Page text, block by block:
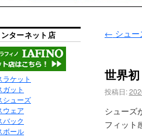
← シュー
世界
投稿日:
シューズ
フィット
ターネット店
ラケット
ガット
シューズ
ウェア
バック
ボール